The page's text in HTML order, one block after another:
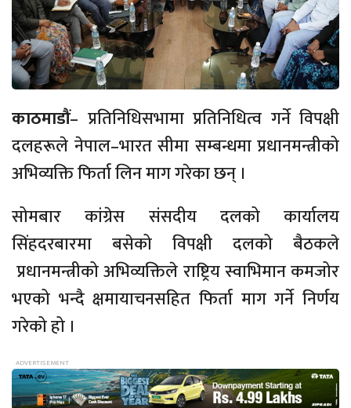
काठमाडौं– प्रतिनिधिसभामा प्रतिनिधित्व गर्ने विपक्षी
दलहरूले नेपाल–भारत सीमा सम्बन्धमा प्रधानमन्त्रीको
अभिव्यक्ति फिर्ता लिन माग गरेका छन् ।
सोमबार कांग्रेस संसदीय दलको कार्यालय
सिंहदरबारमा बसेको विपक्षी दलको बैठकले
प्रधानमन्त्रीको अभिव्यक्तिले राष्ट्रिय स्वाभिमान कमजोर
भएको भन्दै क्षमायाचनसहित फिर्ता माग गर्ने निर्णय
गरेको हो ।